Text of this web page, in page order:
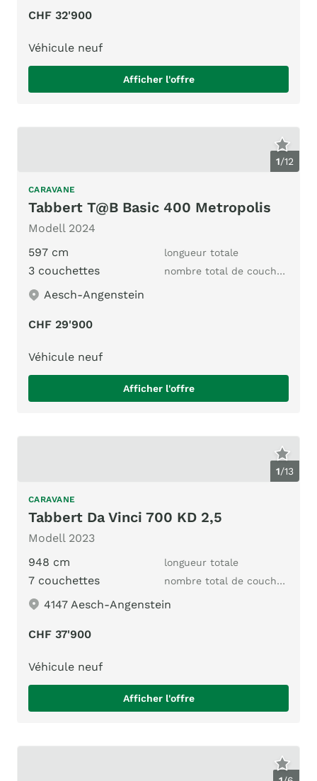
CHF 32'900
Véhicule neuf
Afficher l'offre
1/12
CARAVANE
Tabbert T@B Basic 400 Metropolis
Modell 2024
597 cm
longueur totale
3 couchettes nombre total de couchages
Aesch-Angenstein
CHF 29'900
Véhicule neuf
Afficher l'offre
1/13
CARAVANE
Tabbert Da Vinci 700 KD 2,5
Modell 2023
948 cm
longueur totale
7 couchettes nombre total de couchages
4147 Aesch-Angenstein
CHF 37'900
Véhicule neuf
Afficher l'offre